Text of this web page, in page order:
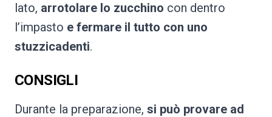
lato, arrotolare lo zucchino con dentro
l’impasto e fermare il tutto con uno
stuzzicadenti.
CONSIGLI
Durante la preparazione, si può provare ad